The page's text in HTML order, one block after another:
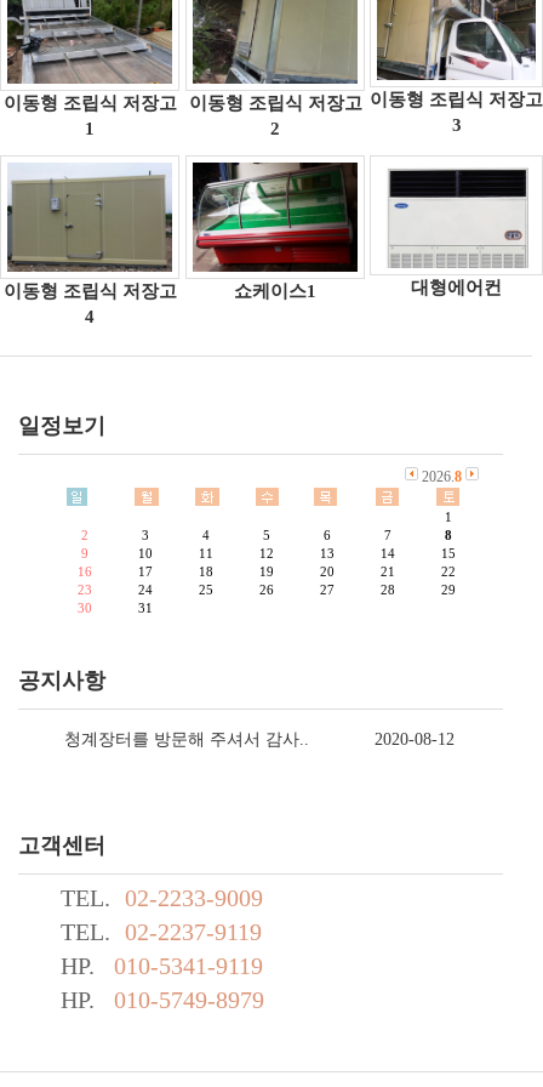
이동형 조립식 저장고
1
이동형 조립식 저장고
2
이동형 조립식 저장고
3
이동형 조립식 저장고
4
쇼케이스1 대형에어컨
일정보기
2026. 8
1
2
3 4 5 6 7
8
9
10 11 12 13 14
15
16
17 18 19 20 21
22
23
24 25 26 27 28
29
30
31
공지사항
청계장터를 방문해 주셔서 감사.. 2020-08-12
고객센터
TEL. 02-2233-9009
TEL. 02-2237-9119
HP.
010-5341-9119
HP.
010-5749-8979